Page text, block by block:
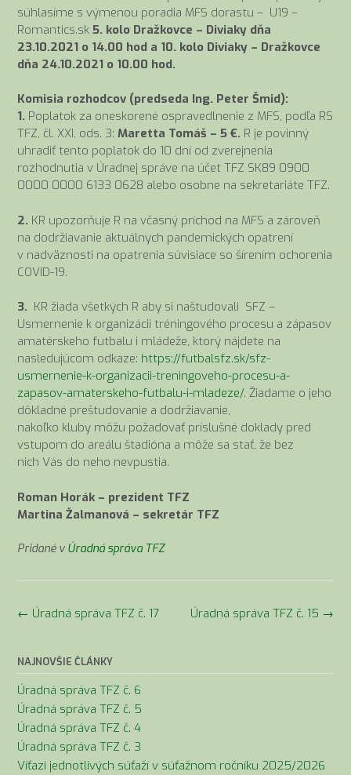
súhlasíme s výmenou poradia MFS dorastu – U19 –
Romantics.sk 5. kolo Dražkovce – Diviaky dňa
23.10.2021 o 14.00 hod a 10. kolo Diviaky – Dražkovce
dňa 24.10.2021 o 10.00 hod.
Komisia rozhodcov (predseda Ing. Peter Šmid):
1. Poplatok za oneskorené ospravedlnenie z MFS, podľa RS
TFZ, čl. XXI, ods. 3: Maretta Tomáš – 5 €. R je povinný
uhradiť tento poplatok do 10 dní od zverejnenia
rozhodnutia v Úradnej správe na účet TFZ SK89 0900
0000 0000 6133 0628 alebo osobne na sekretariáte TFZ.
2. KR upozorňuje R na včasný príchod na MFS a zároveň
na dodržiavanie aktuálnych pandemických opatrení
v nadväznosti na opatrenia súvisiace so šírením ochorenia
COVID-19.
3. KR žiada všetkých R aby si naštudovali SFZ –
Usmernenie k organizácii tréningového procesu a zápasov
amatérskeho futbalu i mládeže, ktorý nájdete na
nasledujúcom odkaze: https://futbalsfz.sk/sfz-
usmernenie-k-organizacii-treningoveho-procesu-a-
zapasov-amaterskeho-futbalu-i-mladeze/. Žiadame o jeho
dôkladné preštudovanie a dodržiavanie,
nakoľko kluby môžu požadovať príslušné doklady pred
vstupom do areálu štadióna a môže sa stať, že bez
nich Vás do neho nevpustia.
Roman Horák – prezident TFZ
Martina Žalmanová – sekretár TFZ
Pridané v Úradná správa TFZ
Navigácia
Úradná správa TFZ č. 15 →
← Úradná správa TFZ č. 17
NAJNOVŠIE ČLÁNKY
Úradná správa TFZ č. 6
Úradná správa TFZ č. 5
Úradná správa TFZ č. 4
Úradná správa TFZ č. 3
Víťazi jednotlivých súťaží v súťažnom ročníku 2025/2026